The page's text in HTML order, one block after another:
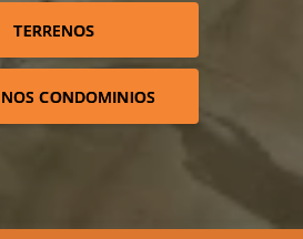
TERRENOS
CONDOMINIOS